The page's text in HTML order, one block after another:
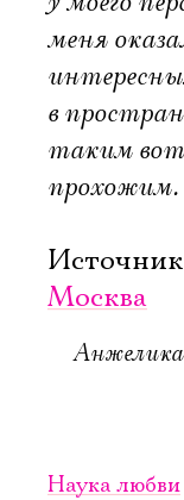
меня
в
таким
прохожим.
Москва
Анжелика
Наука любви